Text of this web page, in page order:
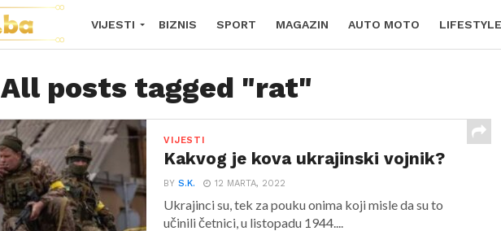
VIJESTI BIZNIS SPORT MAGAZIN AUTO MOTO LIFESTYLE
All posts tagged "rat"
VIJESTI
Kakvog je kova ukrajinski vojnik?
BYS.K. 12 MARTA, 2022
Ukrajinci su, tek za pouku onima koji misle da su to
učinili četnici, u listopadu 1944....